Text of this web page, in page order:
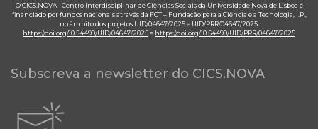
O CICS.NOVA - Centro Interdisciplinar de Ciências Sociais da Universidade Nova de Lisboa é
financiado por fundos nacionais através da FCT – Fundação para a Ciência e a Tecnologia, I.P.,
no âmbito dos projetos UID/04647/2025 e UID/PRR/04647/2025.
https://doi.org/10.54499/UID/04647/2025e https://doi.org/10.54499/UID/PRR/04647/2025
Subscreva a newsletter do CICS.NOVA